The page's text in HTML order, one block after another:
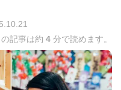
の記事は約 4 分で読めます。